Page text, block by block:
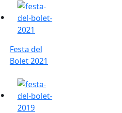
Festa del Bolet 2021
Festa del
Bolet 2021
Festa del Bolet 2019